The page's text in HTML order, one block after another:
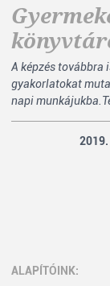
A képzés továbbra
gyakorlatokat
napi
ALAPÍTÓINK: